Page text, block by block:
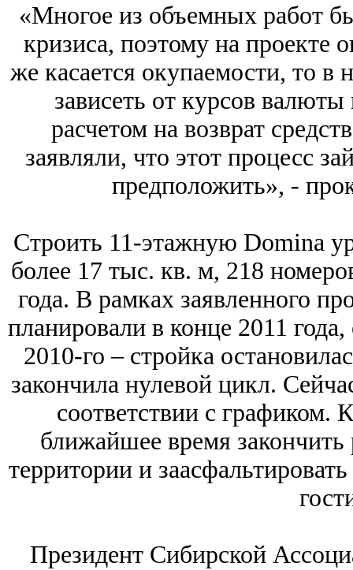
«Многое из объемных работ
кризиса, поэтому на проекте
же касается окупаемости, то
зависеть от курсов
расчетом на возврат
заявляли, что этот процесс
предположить», -
Строить 11-этажную Domina
более 17 тыс. кв. м, 218
года. В рамках заявленного
планировали в конце 2011
2010-го – стройка
закончила нулевой цикл.
соответствии с графиком.
ближайшее время
территории и
Президент Сибирской